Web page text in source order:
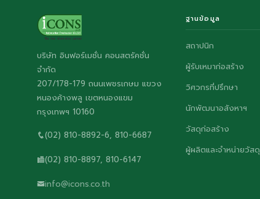
บริษัท อินฟอร์เมชั่น คอนสตรัคชั่น
จำกัด
207/178-179 ถนนเพชรเกษม แขวง
หนองค้างพลู เขตหนองแขม
กรุงเทพฯ 10160
(02) 810-8892-6, 810-6687
(02) 810-8897, 810-6147
info@icons.co.th
ฐานข้อมูล
สถาปนิก
ผู้รับเหมาก่อสร้าง
วิศวกรที่ปรึกษา
นักพัฒนาอสังหาฯ
วัสดุก่อสร้าง
ผู้ผลิตและจำหน่ายวัสดุ